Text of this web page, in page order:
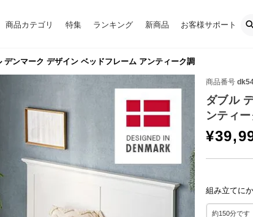
商品カテゴリ 特集 ランキング 新商品 お客様サポート
デンマーク デザイン ベッドフレーム アンティーク調
商品番号
ダブル
ンティー
¥
組み立てに